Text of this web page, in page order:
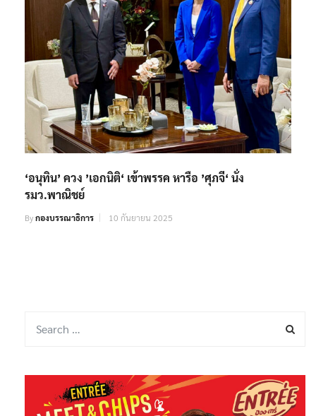
‘อนุทิน’ ควง ’เอกนิติ‘ เข้าพรรค หารือ ’ศุภจี‘ นั่ง
รมว.พาณิชย์
Byกองบรรณาธิการ 10 กันยายน 2025